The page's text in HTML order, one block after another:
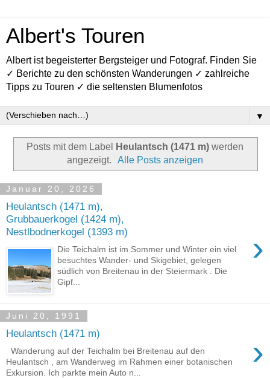
Albert's Touren
Albert ist begeisterter Bergsteiger und Fotograf. Finden Sie
✓ Berichte zu den schönsten Wanderungen ✓ zahlreiche
Tipps zu Touren ✓ die seltensten Blumenfotos
▼
Posts mit dem Label Heulantsch (1471 m) werden
angezeigt.
Alle Posts anzeigen
Januar 20, 2026
Heulantsch (1471 m),
Grubbauerkogel (1424 m),
Nestlbodnerkogel (1393 m)
›
Die Teichalm ist im Sommer und Winter ein viel
besuchtes Wander- und Skigebiet, gelegen
südlich von Breitenau in der Steiermark . Die
Gipf...
Juni 20, 1991
Heulantsch (1471 m) ›
Wanderung auf der Teichalm bei Breitenau auf den
Heulantsch , am Wanderweg im Rahmen einer botanischen
Exkursion. Ich parkte mein Auto n...